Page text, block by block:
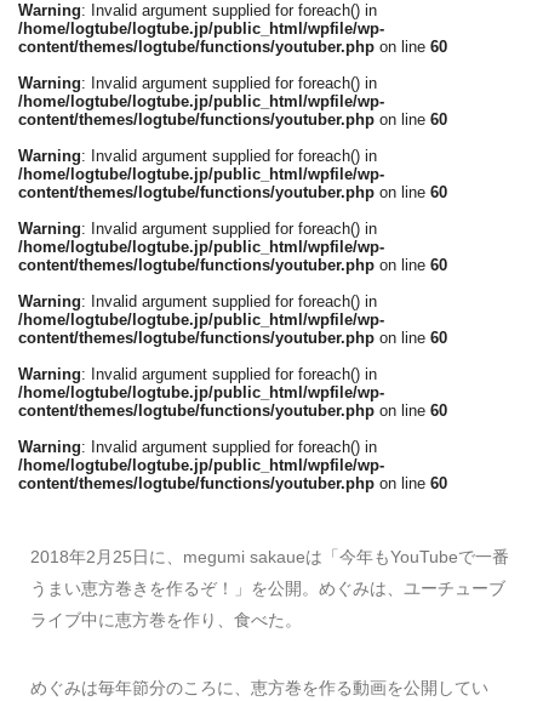
Warning: Invalid argument supplied for foreach() in
/home/logtube/logtube.jp/public_html/wpfile/wp-
content/themes/logtube/functions/youtuber.php on line 60
Warning: Invalid argument supplied for foreach() in
/home/logtube/logtube.jp/public_html/wpfile/wp-
content/themes/logtube/functions/youtuber.php on line 60
Warning: Invalid argument supplied for foreach() in
/home/logtube/logtube.jp/public_html/wpfile/wp-
content/themes/logtube/functions/youtuber.php on line 60
Warning: Invalid argument supplied for foreach() in
/home/logtube/logtube.jp/public_html/wpfile/wp-
content/themes/logtube/functions/youtuber.php on line 60
Warning: Invalid argument supplied for foreach() in
/home/logtube/logtube.jp/public_html/wpfile/wp-
content/themes/logtube/functions/youtuber.php on line 60
Warning: Invalid argument supplied for foreach() in
/home/logtube/logtube.jp/public_html/wpfile/wp-
content/themes/logtube/functions/youtuber.php on line 60
Warning: Invalid argument supplied for foreach() in
/home/logtube/logtube.jp/public_html/wpfile/wp-
content/themes/logtube/functions/youtuber.php on line 60
2018年2月25日に、megumi sakaueは「今年もYouTubeで一番
うまい恵方巻きを作るぞ！」を公開。めぐみは、ユーチューブ
ライブ中に恵方巻を作り、食べた。
めぐみは毎年節分のころに、恵方巻を作る動画を公開してい